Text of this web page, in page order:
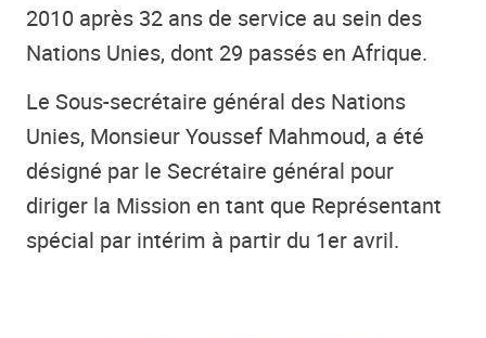
2010 après 32 ans de service au sein des
Nations Unies, dont 29 passés en Afrique.
Le Sous-secrétaire général des Nations
Unies, Monsieur Youssef Mahmoud, a été
désigné par le Secrétaire général pour
diriger la Mission en tant que Représentant
spécial par intérim à partir du 1er avril.